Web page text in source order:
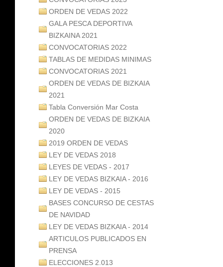
ORDEN DE VEDAS 2022
GALA PESCA DEPORTIVA
BIZKAINA 2021
CONVOCATORIAS 2022
TABLAS DE MEDIDAS MINIMAS
CONVOCATORIAS 2021
ORDEN DE VEDAS DE BIZKAIA
2021
Tabla Conversión Mar Costa
ORDEN DE VEDAS DE BIZKAIA
2020
2019 ORDEN DE VEDAS
LEY DE VEDAS 2018
LEYES DE VEDAS - 2017
LEY DE VEDAS BIZKAIA - 2016
LEY DE VEDAS - 2015
BASES CONCURSO DE CESTAS
DE NAVIDAD
LEY DE VEDAS BIZKAIA - 2014
ARTICULOS PUBLICADOS EN
PRENSA
ELECCIONES 2.013